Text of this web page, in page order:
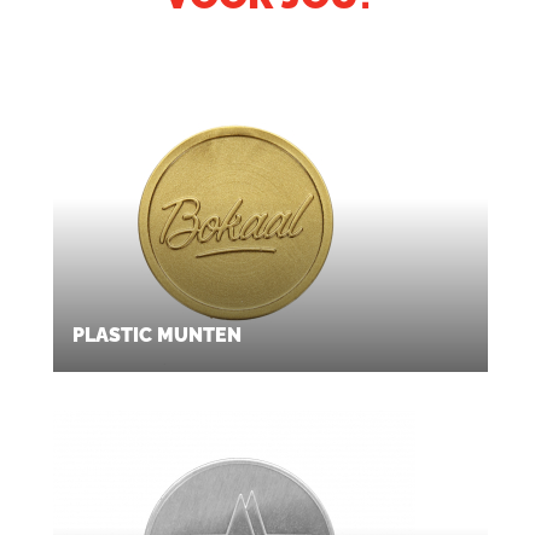
PLASTIC MUNTEN